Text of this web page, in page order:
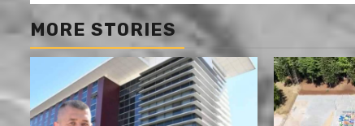
MORE STORIES